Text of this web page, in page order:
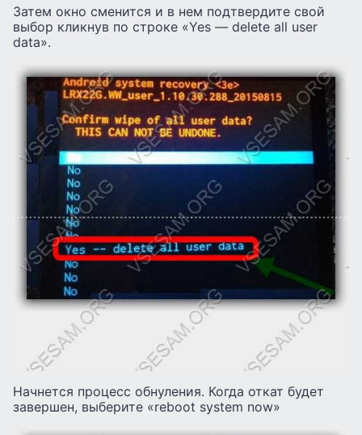
Затем окно сменится и в нем подтвердите свой
выбор кликнув по строке «Yes — delete all user
data».
Начнется процесс обнуления. Когда откат будет
завершен, выберите «reboot system now»